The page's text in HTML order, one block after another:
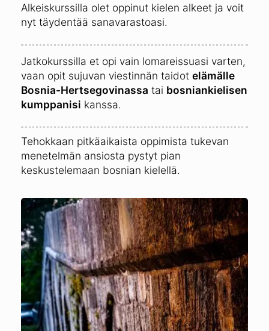
Alkeiskurssilla olet oppinut kielen alkeet ja voit
nyt täydentää sanavarastoasi.
Jatkokurssilla et opi vain lomareissuasi varten,
vaan opit sujuvan viestinnän taidot elämälle
Bosnia-Hertsegovinassa tai bosniankielisen
kumppanisi kanssa.
Tehokkaan pitkäaikaista oppimista tukevan
menetelmän ansiosta pystyt pian
keskustelemaan bosnian kielellä.